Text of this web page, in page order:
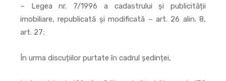
– Legea nr. 7/1996 a cadastrului și publicității
imobiliare, republicată și modificată – art. 26 alin. 8,
art. 27;
În urma discuțiilor purtate în cadrul ședinței,